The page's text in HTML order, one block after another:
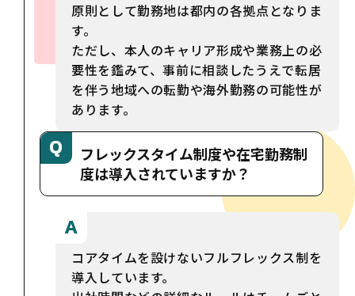
原則として勤務地は都内の各拠点となりま
す。
ただし、本人のキャリア形成や業務上の必
要性を鑑みて、事前に相談したうえで転居
を伴う地域への転勤や海外勤務の可能性が
あります。
フレックスタイム制度や在宅勤務制
度は導入されていますか？
コアタイムを設けないフルフレックス制を
導入しています。